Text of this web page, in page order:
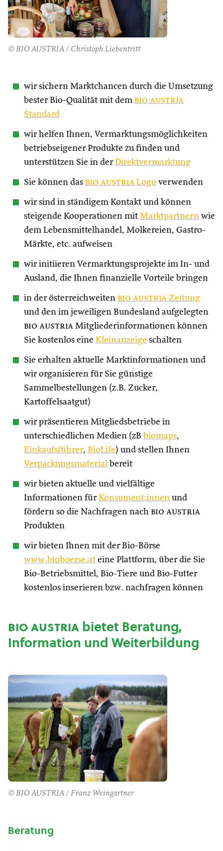
© BIO AUSTRIA / Christoph Liebentritt
wir sichern Marktchancen durch die Umsetzung
bester Bio-Qualität mit dem bio austria
Standard
wir helfen Ihnen, Vermarktungsmöglichkeiten
betriebseigener Produkte zu finden und
unterstützen Sie in derDirektvermarktung
Sie können das bio austria Logo verwenden
wir sind in ständigem Kontakt und können
steigende Kooperationen mit Marktpartnern wie
dem Lebensmittelhandel, Molkereien, Gastro-
Märkte, etc. aufweisen
wir initiieren Vermarktungsprojekte im In- und
Ausland, die Ihnen finanzielle Vorteile bringen
in der österreichweiten bio austria Zeitung
und den im jeweiligen Bundesland aufgelegten
bio austria Mitgliederinformationen können
Sie kostenlos eine Kleinanzeige schalten
Sie erhalten aktuelle Marktinformationen und
wir organisieren für Sie günstige
Sammelbestellungen (z.B. Zucker,
Kartoffelsaatgut)
wir präsentieren Mitgliedsbetriebe in
unterschiedlichen Medien (zB biomaps,
Einkaufsführer, BioLife) und stellen Ihnen
Verpackungsmaterial bereit
wir bieten aktuelle und vielfältige
Informationen fürKonsument:innen und
fördern so die Nachfragen nach bio austria
Produkten
wir bieten Ihnen mit der Bio-Börse
www.bioboerse.at eine Plattform, über die Sie
Bio-Betriebsmittel, Bio-Tiere und Bio-Futter
kostenlos inserieren bzw. nachfragen können
bio austriabietet Beratung,
Information und Weiterbildung
© BIO AUSTRIA / Franz Weingartner
Beratung